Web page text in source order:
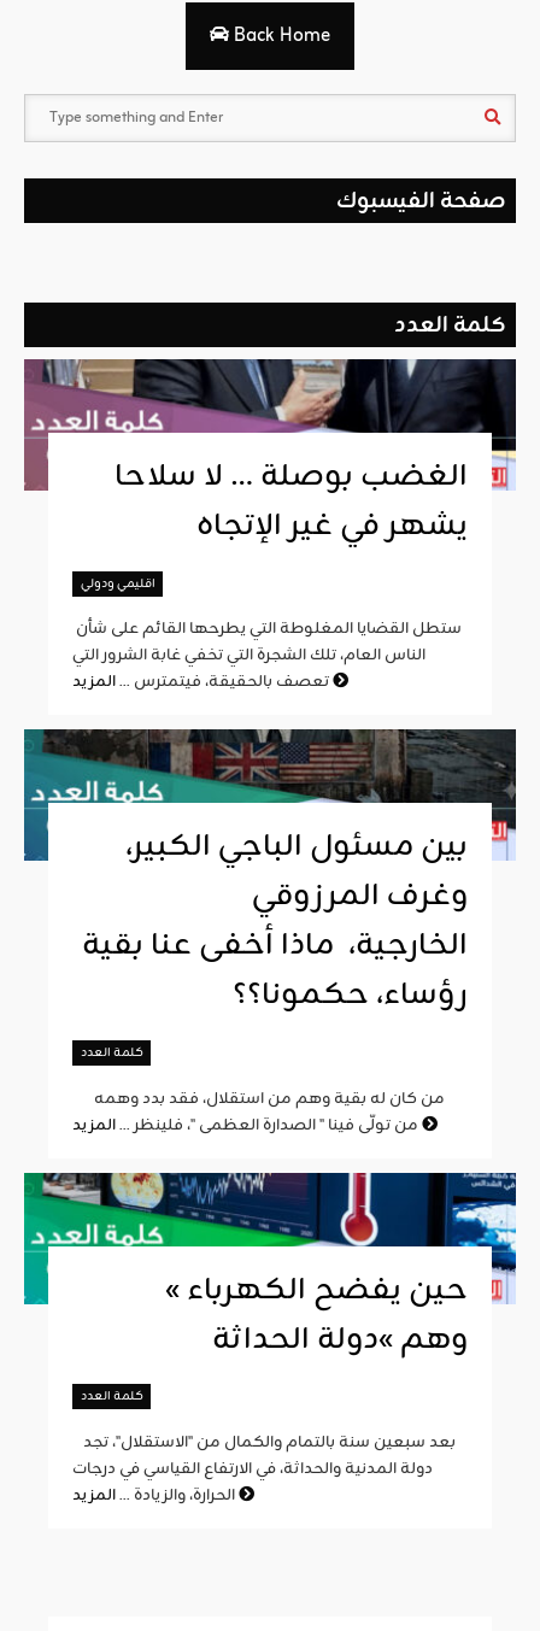
Back Home
صفحة الفيسبوك
كلمة العدد
الغضب بوصلة … لا سلاحا
يشهر في غير الإتجاه
اقليمي ودولي
الناس العام، تلك الشجرة التي تخفي غابة الشرور التي
تعصف بالحقيقة، فيتمترس ...
بين مسئول الباجي الكبير،
وغرف المرزوقي
الخارجية، ماذا أخفى عنا بقية
رؤساء، حكمونا؟؟
كلمة العدد
من تولّى فينا " الصدارة العظمى "، فلينظر ...
« حين يفضح الكهرباء
وهم »دولة الحداثة
كلمة العدد
دولة المدنية والحداثة، في الارتفاع القياسي في درجات
الحرارة، والزيادة ...